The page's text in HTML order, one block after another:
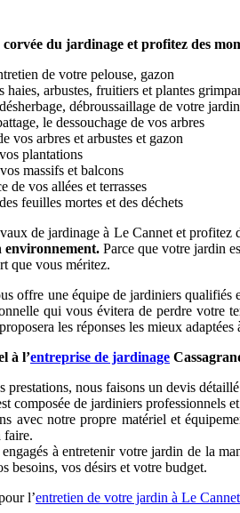
du jardinage et profitez des
de votre pelouse, gazon
haies, arbustes, fruitiers et plantes
débroussaillage de votre jardin
le dessouchage de vos arbres
vos arbres et arbustes et gazon
plantations
massifs et balcons
de vos allées et terrasses
feuilles mortes et des déchets
de jardinage à Le Cannet et profitez
environnement.Parce que votre jardin
que vous méritez.
une équipe de jardiniers qualifiés
qui vous évitera de perdre votre
les réponses les mieux
à l’entreprise de jardinage
prestations, nous faisons un devis
composée de jardiniers professionnels
avec notre propre matériel et
faire.
à entretenir votre jardin de la
besoins, vos désirs et votre budget.
l’entretien de votre jardin à Le Cannet